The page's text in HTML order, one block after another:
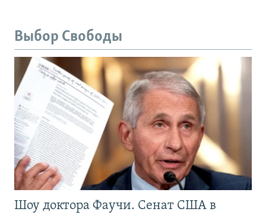
Выбор Свободы
Шоу доктора Фаучи. Сенат США в